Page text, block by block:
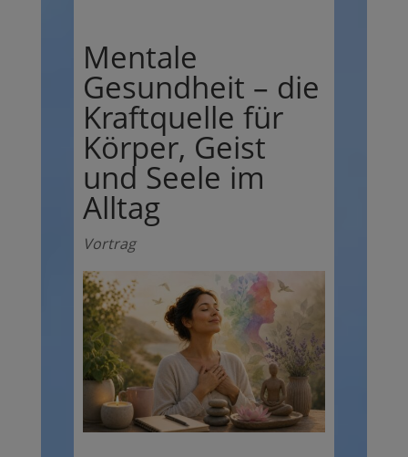
Mentale
Gesundheit – die
Kraftquelle für
Körper, Geist
und Seele im
Alltag
Vortrag